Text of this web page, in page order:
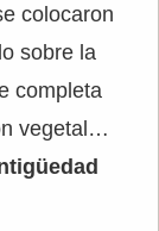
colocaron
sobre la
completa
vegetal…